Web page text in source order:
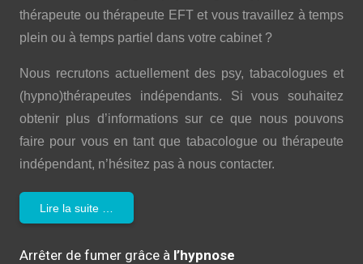
thérapeute ou thérapeute EFT et vous travaillez à temps
plein ou à temps partiel dans votre cabinet ?
Nous recrutons actuellement des psy, tabacologues et
(hypno)thérapeutes indépendants. Si vous souhaitez
obtenir plus d’informations sur ce que nous pouvons
faire pour vous en tant que tabacologue ou thérapeute
indépendant, n’hésitez pas à nous contacter.
Lire la suite …
Arrêter de fumer grâce à l’hypnose